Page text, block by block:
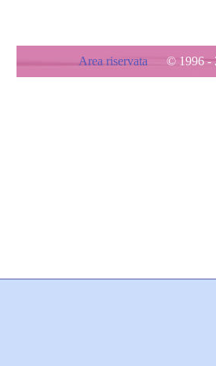
Area riservata © 1996 -